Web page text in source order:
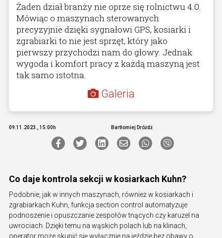
Żaden dział branży nie oprze się rolnictwu 4.0.
Mówiąc o maszynach sterowanych
precyzyjnie dzięki sygnałowi GPS, kosiarki i
zgrabiarki to nie jest sprzęt, który jako
pierwszy przychodzi nam do głowy. Jednak
wygoda i komfort pracy z każdą maszyną jest
tak samo istotna.
Galeria
09.11.2023., 15:00h Bartłomiej Dróżdż
Co daje kontrola sekcji w kosiarkach Kuhn?
Podobnie, jak w innych maszynach, również w kosiarkach i
zgrabiarkach Kuhn, funkcja section control automatyzuje
podnoszenie i opuszczanie zespołów tnących czy karuzel na
uwrociach. Dzięki temu na wąskich polach lub na klinach,
operator może skupić się wyłącznie na jeździe bez obawy o